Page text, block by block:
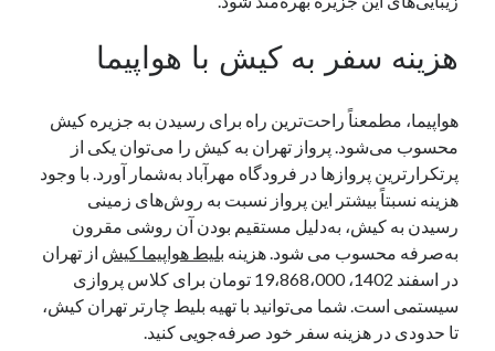
مارس 2026
فوریه 2026
ژانویه 2026
دسامبر 2025
نوامبر 2025
آگوست 2025
جولای 2025
ژوئن 2025
می 2025
هزینه سفر به کیش با هواپیما
هواپیما، مطمعناً راحت‌ترین راه برای رسیدن به جزیره کیش
محسوب می‌شود. پرواز تهران به کیش را می‌توان یکی از
پرتکرارترین پروازها در فرودگاه مهرآباد به‌شمار آورد. با وجود
هزینه نسبتاً بیشتر این پرواز نسبت به روش‌های زمینی
رسیدن به کیش، به‌دلیل مستقیم بودن آن روشی مقرون
به‌صرفه محسوب می شود. هزینه بلیط هواپیما کیش از تهران
در اسفند 1402، 19،868،000 تومان برای کلاس پروازی
سیستمی است. شما می‌توانید با تهیه بلیط چارتر تهران کیش،
تا حدودی در هزینه سفر خود صرفه‌جویی کنید.